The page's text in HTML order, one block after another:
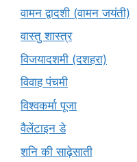
वामन द्वादशी (वामन जयंती)
वास्तु शास्त्र
विजयादशमी (दशहरा)
विवाह पंचमी
विश्वकर्मा पूजा
वैलेंटाइन डे
शनि की साढ़ेसाती